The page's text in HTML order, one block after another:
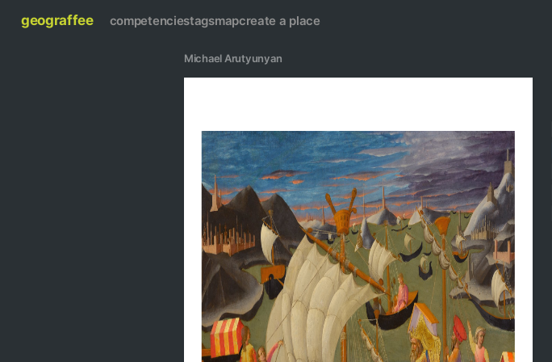
geograffee competenciestagsmapcreate a place
Michael Arutyunyan